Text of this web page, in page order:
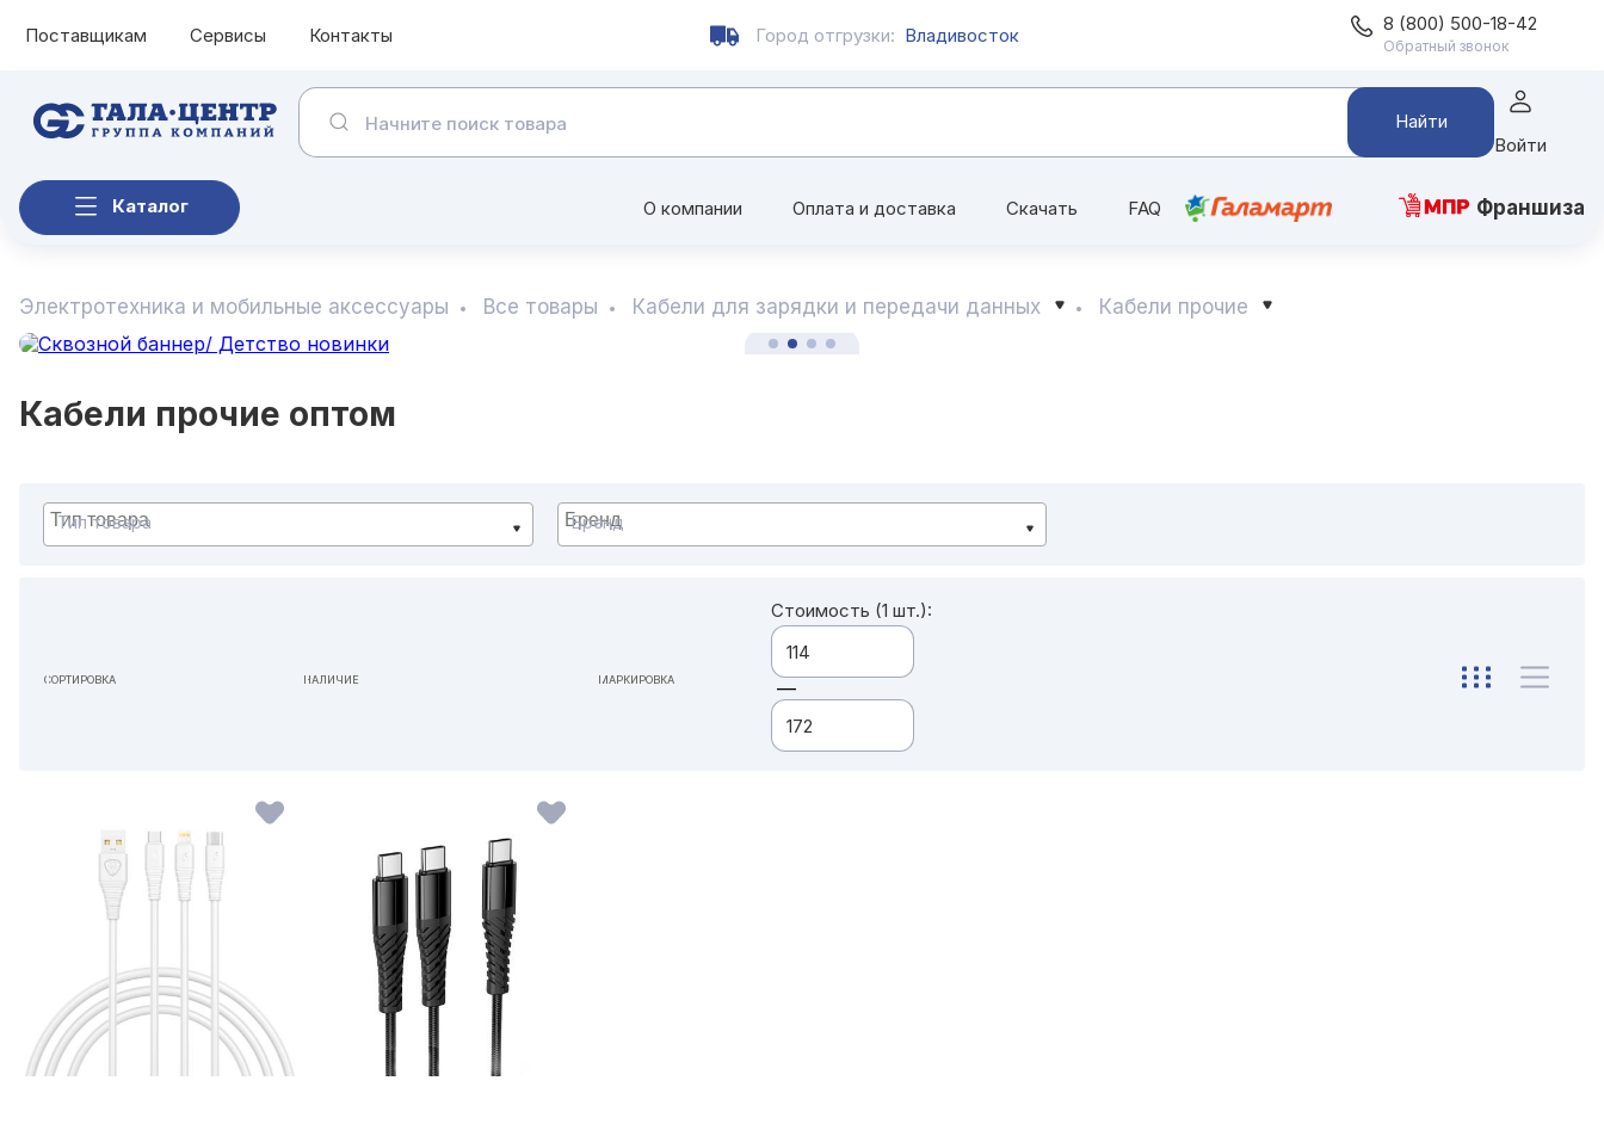
Поставщикам Сервисы Контакты Город отгрузки: Владивосток 8 (800) 500-18-42
Обратный звонок
Найти
Войти
Каталог О компании Оплата и доставка Скачать FAQ Франшиза
Электротехника и мобильные аксессуары Все товары Кабели для зарядки и передачи данных Кабели прочие
Кабели прочие оптом
Тип товара Бренд
СОРТИРОВКА
НАЛИЧИЕ
МАРКИРОВКА
Стоимость (1 шт.):
—